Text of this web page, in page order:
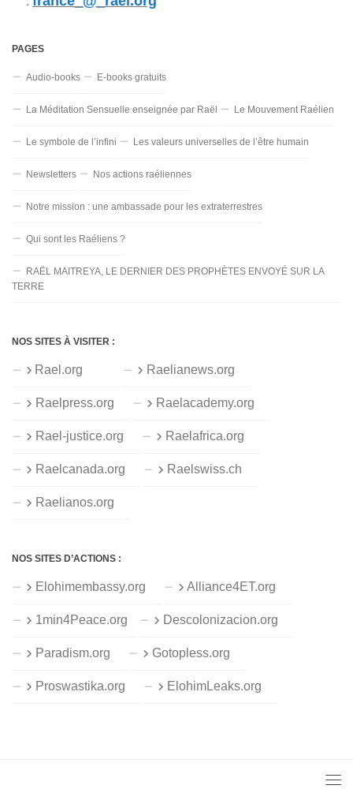
PAGES
Audio-books E-books gratuits
La Méditation Sensuelle enseignée par Raël Le Mouvement Raélien
Le symbole de l’infini Les valeurs universelles de l’être humain
Newsletters Nos actions raéliennes
Notre mission : une ambassade pour les extraterrestres
Qui sont les Raéliens ?
RAËL MAITREYA, LE DERNIER DES PROPHÈTES ENVOYÉ SUR LA
TERRE
NOS SITES À VISITER :
Rael.org Raelianews.org
Raelpress.org Raelacademy.org
Rael-justice.org Raelafrica.org
Raelcanada.org Raelswiss.ch
Raelianos.org
NOS SITES D’ACTIONS :
Elohimembassy.org Alliance4ET.org
1min4Peace.org Descolonizacion.org
Paradism.org Gotopless.org
Proswastika.org ElohimLeaks.org